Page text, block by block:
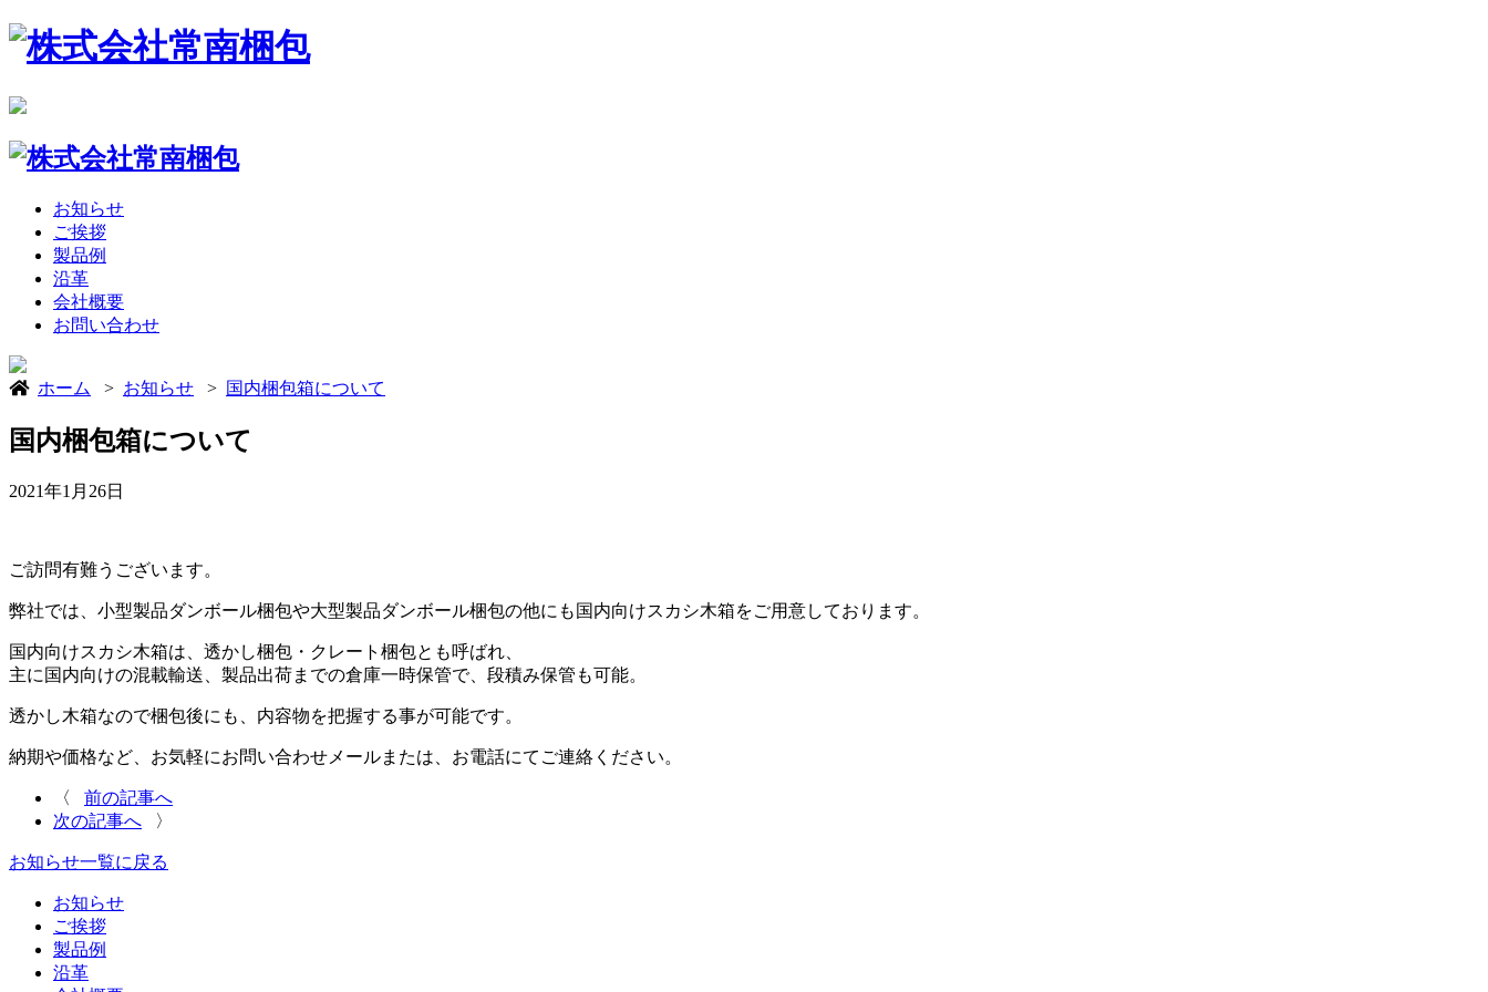
お知らせ
ご挨拶
製品例
沿革
会社概要
お問い合わせ
ホーム > お知らせ > 国内梱包箱について
国内梱包箱について
2021年1月26日
ご訪問有難うございます。
弊社では、小型製品ダンボール梱包や大型製品ダンボール梱包の他にも国内向けスカシ木箱をご用意しております。
国内向けスカシ木箱は、透かし梱包・クレート梱包とも呼ばれ、
主に国内向けの混載輸送、製品出荷までの倉庫一時保管で、段積み保管も可能。
透かし木箱なので梱包後にも、内容物を把握する事が可能です。
納期や価格など、お気軽にお問い合わせメールまたは、お電話にてご連絡ください。
〈 前の記事へ
次の記事へ 〉
お知らせ一覧に戻る
お知らせ
ご挨拶
製品例
沿革